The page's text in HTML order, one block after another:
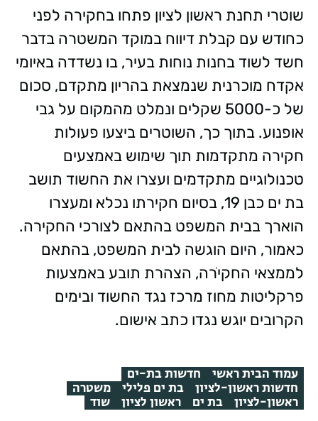
שוטרי תחנת ראשון לציון פתחו בחקירה לפני
כחודש עם קבלת דיווח במוקד המשטרה בדבר
חשד לשוד בחנות נוחות בעיר, בו נשדדה באיומי
אקדח מוכרנית שנמצאת בהריון מתקדם, סכום
של כ-5000 שקלים ונמלט מהמקום על גבי
אופנוע. בתוך כך, השוטרים ביצעו פעולות
חקירה מתקדמות תוך שימוש באמצעים
טכנולוגיים מתקדמים ועצרו את החשוד תושב
בת ים כבן 19, בסיום חקירתו נכלא ומעצרו
הוארך בבית המשפט בהתאם לצורכי החקירה.
כאמור, היום הוגשה לבית המשפט, בהתאם
לממצאי החקיֹרה, הצהרת תובע באמצעות
פרקליטות מחוז מרכז נגד החשוד ובימים
הקרובים יוגש נגדו כתב אישום.
עמוד הבית ראשי חדשות בת-ים
חדשות ראשון-לציון בת ים פלילי משטרה
ראשון-לציון בת ים ראשון לציון שוד